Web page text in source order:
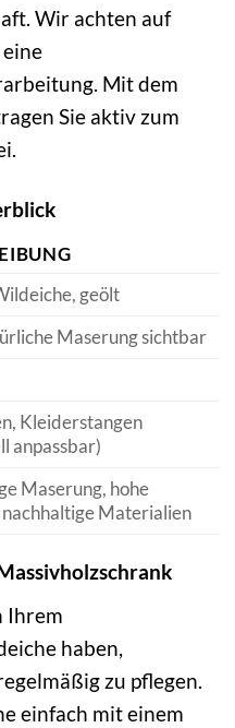
Wir achten auf
Mit dem
Sie aktiv zum
geölt
Maserung sichtbar
Kleiderstangen
anpassbar)
Maserung, hohe
Materialien
Ihrem
haben,
zu pflegen.
einfach mit einem